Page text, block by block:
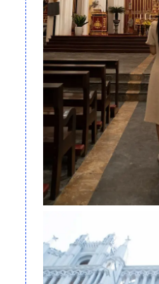
Đền Thánh Hưng
Nhà thờ đổ Hải Lý
là một
còn khung bên ngoài. Tuy
gạch đổ nát đã khiến nó trở
du lịch khi tới tham quan bãi